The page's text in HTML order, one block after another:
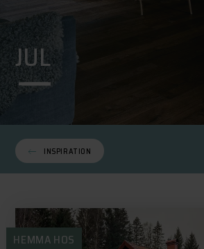
JUL
INSPIRATION
HEMMA HOS